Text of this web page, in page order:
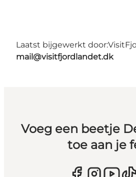
Laatst bijgewerkt door:
mail@visitfjordlandet.dk
Voeg een beetje
toe aan je